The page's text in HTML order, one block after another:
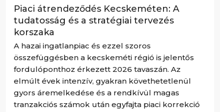
Piaci átrendeződés Kecskeméten: A
tudatosság és a stratégiai tervezés
korszaka
A hazai ingatlanpiac és ezzel szoros
összefüggésben a kecskeméti régió is jelentős
fordulóponthoz érkezett 2026 tavaszán. Az
elmúlt évek intenzív, gyakran követhetetlenül
gyors áremelkedése és a rendkívül magas
tranzakciós számok után egyfajta piaci korrekció